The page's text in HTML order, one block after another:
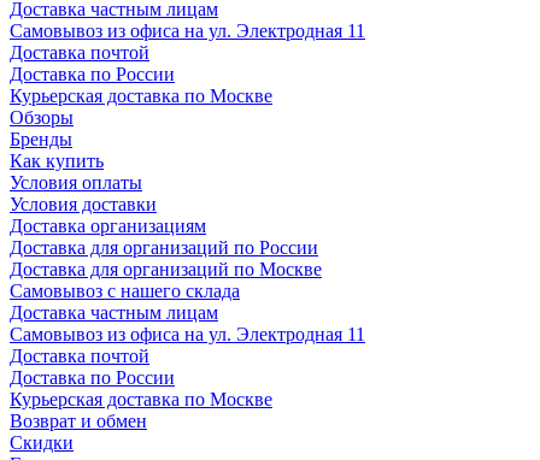
Доставка частным лицам
Самовывоз из офиса на ул. Электродная 11
Доставка почтой
Доставка по России
Курьерская доставка по Москве
Обзоры
Бренды
Как купить
Условия оплаты
Условия доставки
Доставка организациям
Доставка для организаций по России
Доставка для организаций по Москве
Самовывоз с нашего склада
Доставка частным лицам
Самовывоз из офиса на ул. Электродная 11
Доставка почтой
Доставка по России
Курьерская доставка по Москве
Возврат и обмен
Скидки